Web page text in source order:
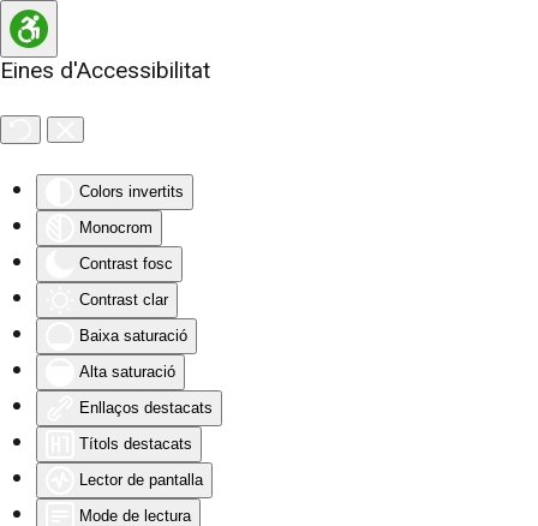
Eines d'Accessibilitat
Colors invertits
Monocrom
Contrast fosc
Contrast clar
Baixa saturació
Alta saturació
Enllaços destacats
Títols destacats
Lector de pantalla
Mode de lectura
Skip to main content